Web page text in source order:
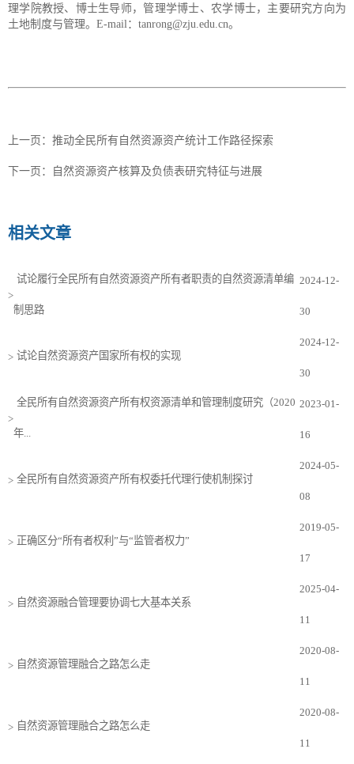
理学院教授、博士生导师，管理学博士、农学博士，主要研究方向为
土地制度与管理。E-mail：tanrong@zju.edu.cn。
上一页： 推动全民所有自然资源资产统计工作路径探索
下一页： 自然资源资产核算及负债表研究特征与进展
相关文章
>
试论履行全民所有自然资源资产所有者职责的自然资源清单编
制思路
2024-12-
30
> 试论自然资源资产国家所有权的实现
2024-12-
30
>
全民所有自然资源资产所有权资源清单和管理制度研究（2020
年...
2023-01-
16
> 全民所有自然资源资产所有权委托代理行使机制探讨
2024-05-
08
> 正确区分“所有者权利”与“监管者权力”
2019-05-
17
> 自然资源融合管理要协调七大基本关系
2025-04-
11
> 自然资源管理融合之路怎么走
2020-08-
11
> 自然资源管理融合之路怎么走
2020-08-
11